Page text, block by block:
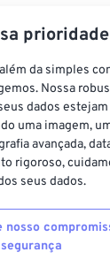
prioridade
da simples
Nossa
dados
uma imagem,
avançada,
rigoroso,
seus dados.
nosso
segurança